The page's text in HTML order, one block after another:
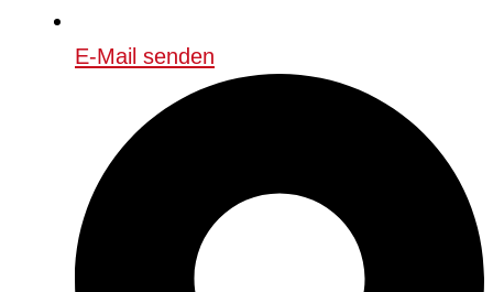
E-Mail senden